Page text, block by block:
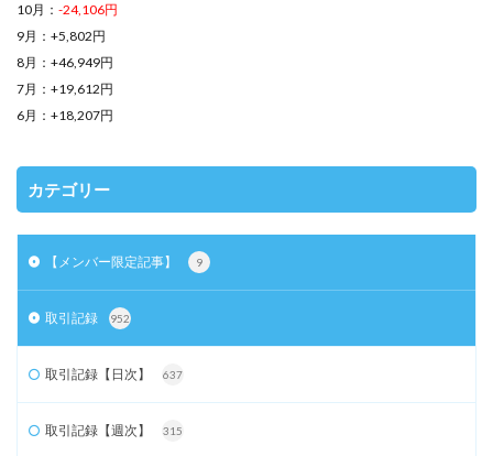
10月： -24,106円
9月：+5,802円
8月：+46,949円
7月：+19,612円
6月：+18,207円
カテゴリー
【メンバー限定記事】 9
取引記録 952
取引記録【日次】 637
取引記録【週次】 315